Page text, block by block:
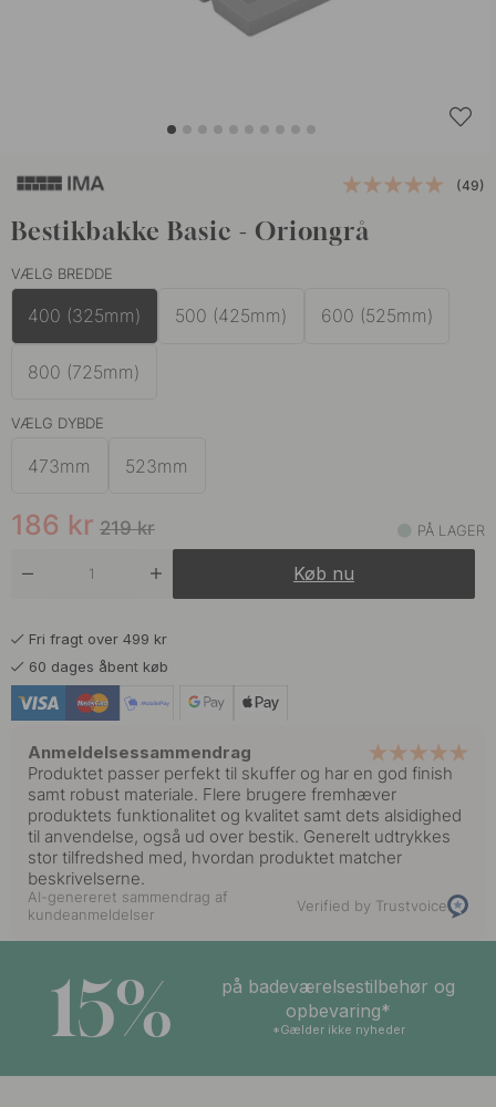
(49)
Bestikbakke Basic - Oriongrå
VÆLG BREDDE
400 (325mm) 500 (425mm) 600 (525mm)
800 (725mm)
VÆLG DYBDE
473mm 523mm
219kr
186 kr PÅ LAGER
Køb nu
Fri fragt over 499 kr
60 dages åbent køb
Anmeldelsessammendrag
Produktet passer perfekt til skuffer og har en god finish
samt robust materiale. Flere brugere fremhæver
produktets funktionalitet og kvalitet samt dets alsidighed
til anvendelse, også ud over bestik. Generelt udtrykkes
stor tilfredshed med, hvordan produktet matcher
beskrivelserne.
AI-genereret sammendrag af
kundeanmeldelser
Verified by Trustvoice
15%
på badeværelsestilbehør og
opbevaring*
*Gælder ikke nyheder